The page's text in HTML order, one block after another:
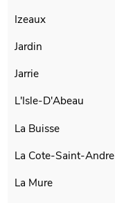
Izeaux
Jardin
Jarrie
L'Isle-D'Abeau
La Buisse
La Cote-Saint-Andre
La Mure